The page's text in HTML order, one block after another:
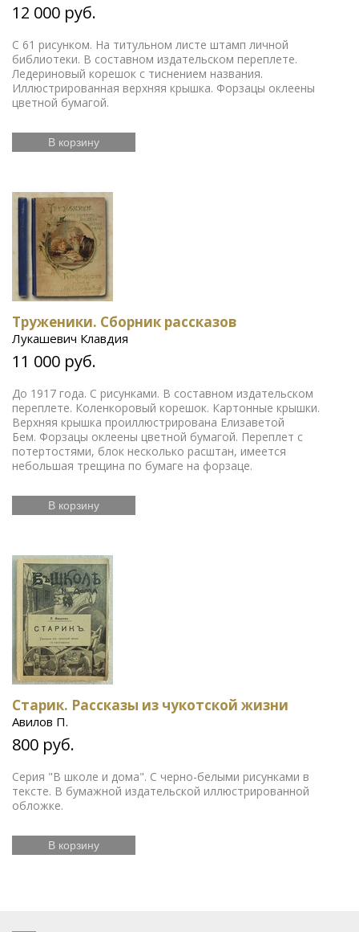
12 000 руб.
С 61 рисунком. На титульном листе штамп личной
библиотеки. В составном издательском переплете.
Ледериновый корешок с тиснением названия.
Иллюстрированная верхняя крышка. Форзацы оклеены
цветной бумагой.
В корзину
Труженики. Сборник рассказов
Лукашевич Клавдия
11 000 руб.
До 1917 года. С рисунками. В составном издательском
переплете. Коленкоровый корешок. Картонные крышки.
Верхняя крышка проиллюстрирована Елизаветой
Бем. Форзацы оклеены цветной бумагой. Переплет с
потертостями, блок несколько расштан, имеется
небольшая трещина по бумаге на форзаце.
В корзину
Старик. Рассказы из чукотской жизни
Авилов П.
800 руб.
Серия "В школе и дома". С черно-белыми рисунками в
тексте. В бумажной издательской иллюстрированной
обложке.
В корзину